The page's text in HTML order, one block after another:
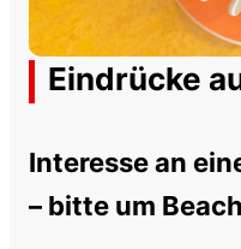
Eindrücke
Interesse an
– bitte um